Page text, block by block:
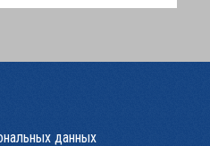
данных